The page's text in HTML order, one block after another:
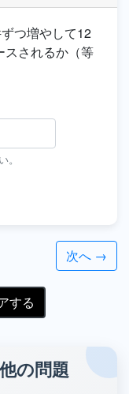
つ増やして12
スされるか（等
次へ →
する
の問題